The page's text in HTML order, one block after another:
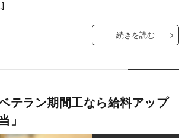
続きを読む
テラン期間工なら給料アップ
」